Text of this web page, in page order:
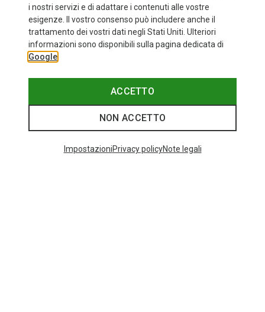
Pila frontale Explore 4
73,80 €
i nostri servizi e di adattare i contenuti alle vostre
esigenze. Il vostro consenso può includere anche il
trattamento dei vostri dati negli Stati Uniti. Ulteriori
informazioni sono disponibili sulla pagina dedicata di
Google
ACCETTO
NON ACCETTO
ImpostazioniPrivacy policyNote legali